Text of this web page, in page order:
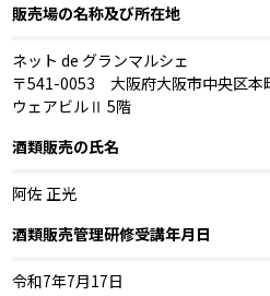
販売場の名称及び所在地
ネット de グランマルシェ
〒541-0053 大阪府大阪市中央区本
ウェアビルⅡ 5階
酒類販売の氏名
阿佐 正光
酒類販売管理研修受講年月日
令和7年7月17日